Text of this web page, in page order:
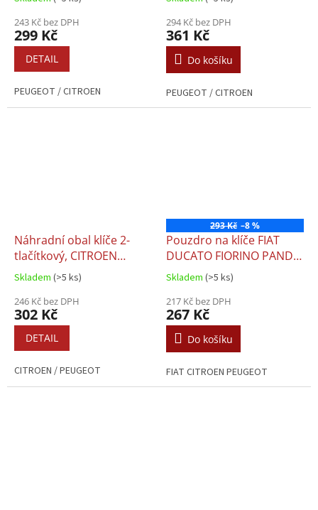
243 Kč bez DPH
299 Kč
DETAIL
PEUGEOT / CITROEN
294 Kč bez DPH
361 Kč
Do košíku
PEUGEOT / CITROEN
Náhradní obal klíče 2-
tlačítkový, CITROEN
(HU83)
Skladem (>5 ks)
246 Kč bez DPH
302 Kč
DETAIL
CITROEN / PEUGEOT
293 Kč –8 %
Pouzdro na klíče FIAT
DUCATO FIORINO PANDA
CITROEN PEUGEOT
Skladem (>5 ks)
217 Kč bez DPH
267 Kč
Do košíku
FIAT CITROEN PEUGEOT